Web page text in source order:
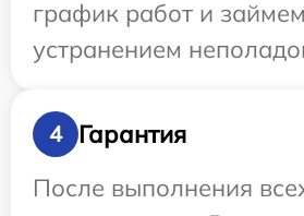
график работ и
устранением
4
Гарантия
После выполнения